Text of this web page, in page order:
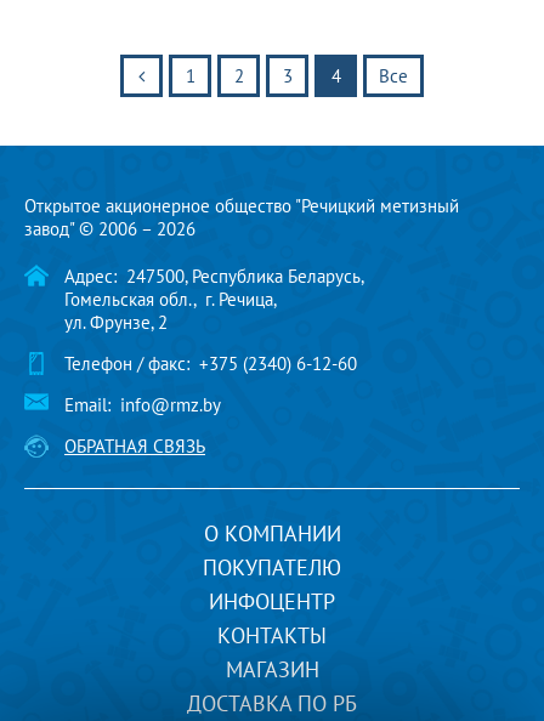
1 2 3 4 Все
Открытое акционерное общество "Речицкий метизный
завод" © 2006 – 2026
Адрес: 247500, Республика Беларусь,
Гомельская обл., г. Речица,
ул. Фрунзе, 2
Телефон / факс: +375 (2340) 6-12-60
Email: info@rmz.by
ОБРАТНАЯ СВЯЗЬ
О КОМПАНИИ
ПОКУПАТЕЛЮ
ИНФОЦЕНТР
КОНТАКТЫ
МАГАЗИН
ДОСТАВКА ПО РБ